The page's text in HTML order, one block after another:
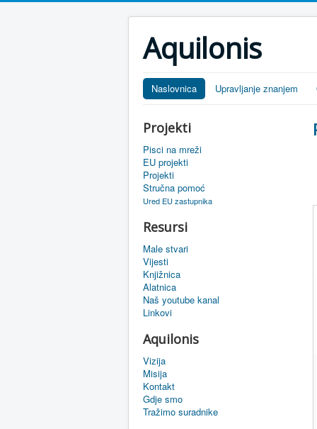
Aquilonis
Naslovnica Upravljanje znanjem
Projekti
Pisci na mreži
EU projekti
Projekti
Stručna pomoć
Ured EU zastupnika
Resursi
Male stvari
Vijesti
Knjižnica
Alatnica
Naš youtube kanal
Linkovi
Aquilonis
Vizija
Misija
Kontakt
Gdje smo
Tražimo suradnike